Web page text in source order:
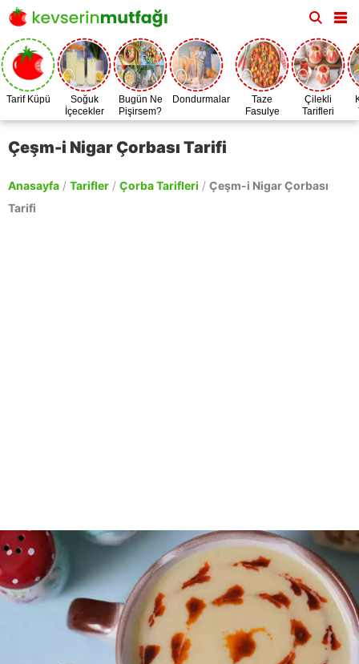
Tarif Küpü
Soğuk
İçecekler
Bugün Ne
Pişirsem?
Dondurmalar
Taze
Fasulye
Zamanı
Çilekli
Tarifleri
Çeşm-i Nigar Çorbası Tarifi
Anasayfa / Tarifler / Çorba Tarifleri / Çeşm-i Nigar Çorbası
Tarifi